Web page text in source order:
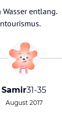
entlang.
Samir31-35
August 2017